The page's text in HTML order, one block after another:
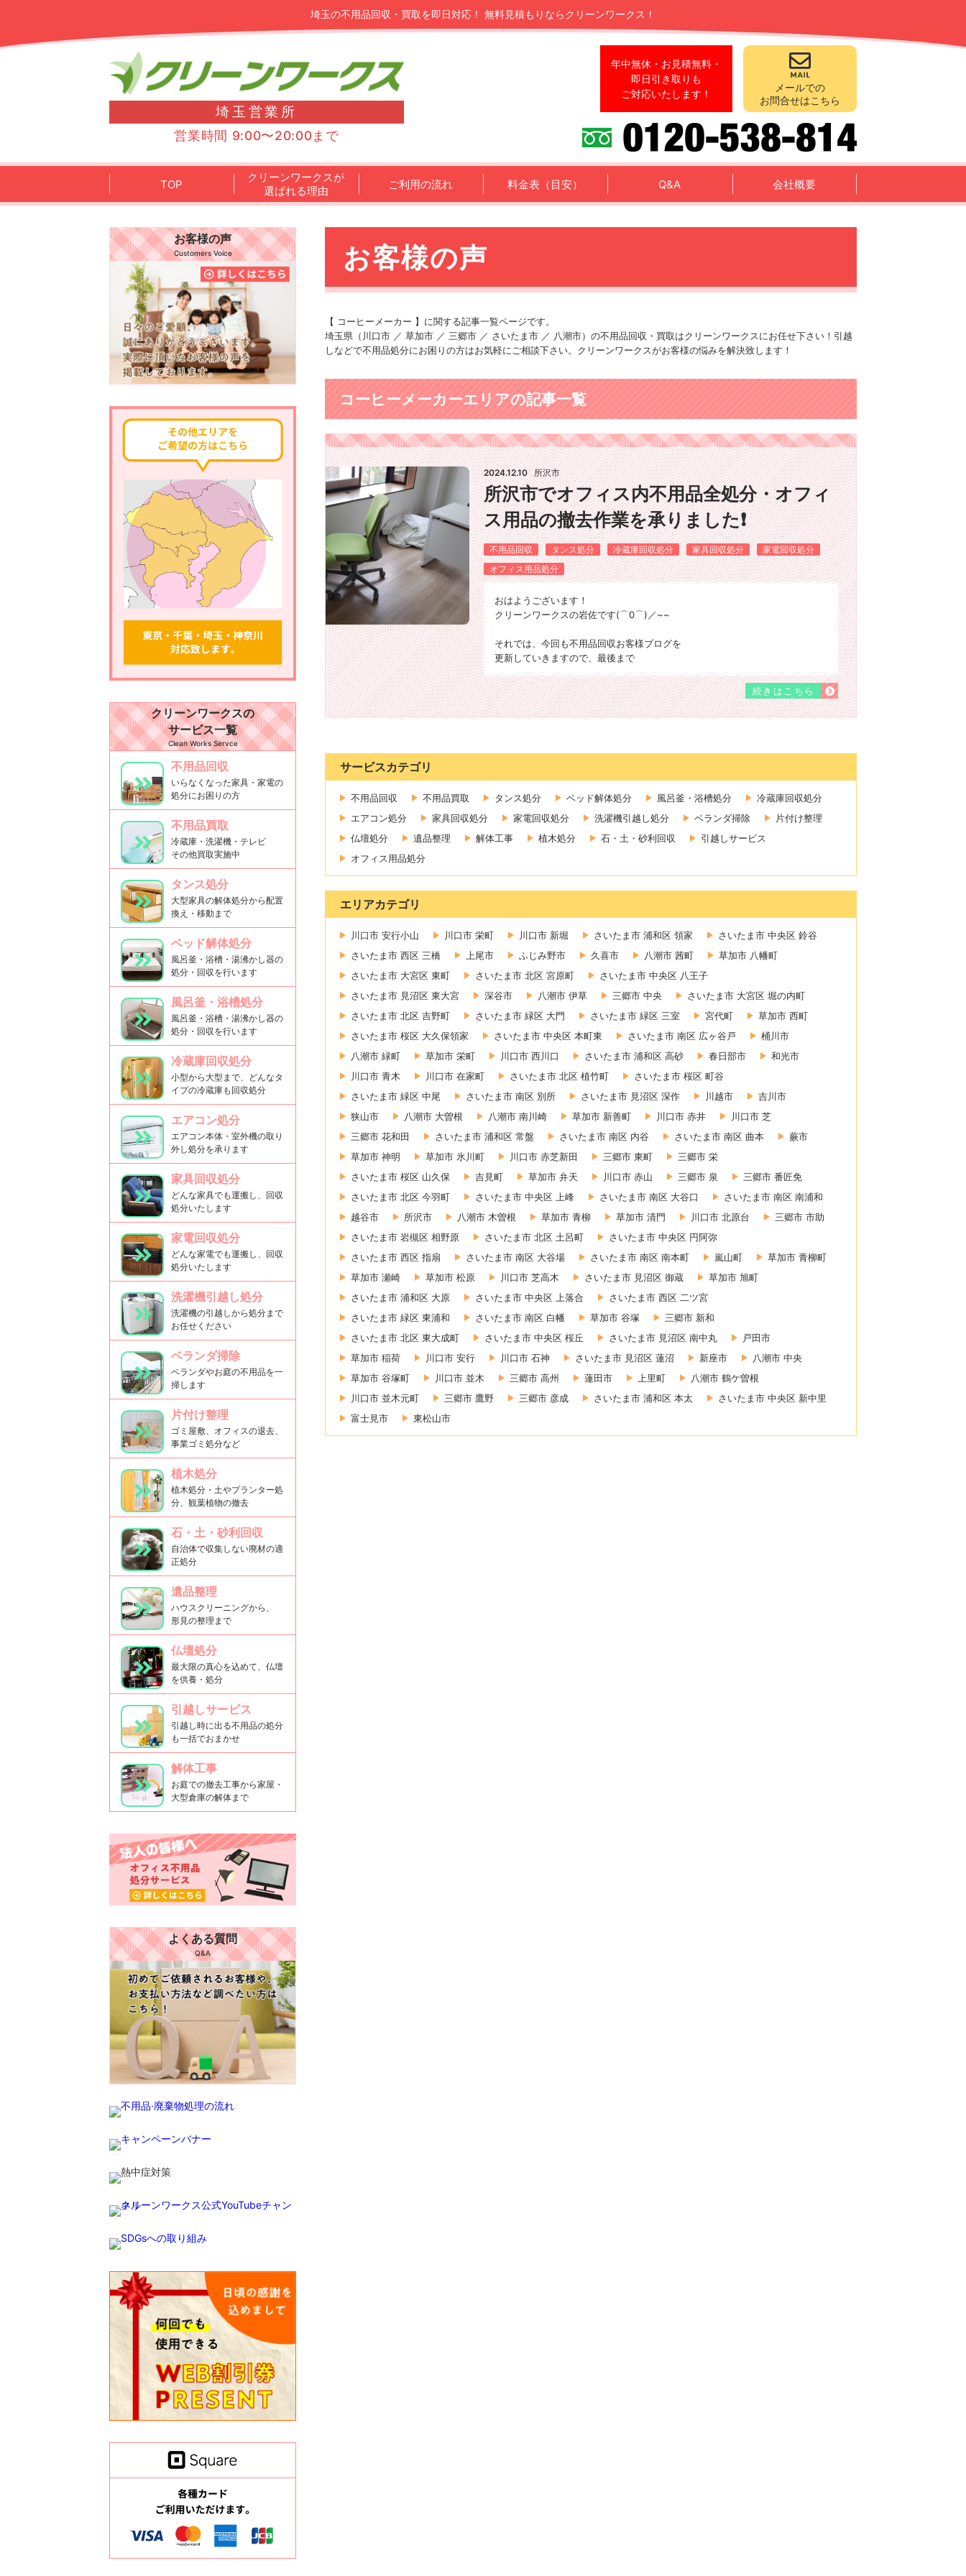
埼玉の不用品回収・買取を即日対応！ 無料見積もりならクリーンワークス！
埼玉営業所
営業時間 9:00〜20:00まで
年中無休・お見積無料・
即日引き取りも
ご対応いたします！
メールでの
お問合せはこちら
TOP
クリーンワークスが
選ばれる理由
ご利用の流れ 料金表（目安） Q&A 会社概要
お客様の声
【 コーヒーメーカー 】に関する記事一覧ページです。
埼玉県（川口市 ／ 草加市 ／ 三郷市 ／ さいたま市 ／ 八潮市）の不用品回収・買取はクリーンワークスにお任せ下さい！引越
しなどで不用品処分にお困りの方はお気軽にご相談下さい。クリーンワークスがお客様の悩みを解決致します！
コーヒーメーカーエリアの記事一覧
2024.12.10 所沢市
所沢市でオフィス内不用品全処分・オフィ
ス用品の撤去作業を承りました❗
不用品回収 タンス処分 冷蔵庫回収処分 家具回収処分
家電回収処分
オフィス用品処分
おはようございます！
クリーンワークスの岩佐です(⌒0⌒)／~~
それでは、今回も不用品回収お客様ブログを
更新していきますので、最後まで
続きはこちら
サービスカテゴリ
不用品回収 不用品買取 タンス処分 ベッド解体処分 風呂釜・浴槽処分
冷蔵庫回収処分
エアコン処分
家具回収処分 家電回収処分 洗濯機引越し処分 ベランダ掃除
片付け整理
仏壇処分
遺品整理 解体工事 植木処分 石・土・砂利回収
引越しサービス
オフィス用品処分
エリアカテゴリ
川口市 安行小山 川口市 栄町 川口市 新堀 さいたま市 浦和区 領家
さいたま市 中央区 鈴谷
さいたま市 西区 三橋
上尾市 ふじみ野市 久喜市 八潮市 茜町
草加市 八幡町
さいたま市 大宮区 東町
さいたま市 北区 宮原町
さいたま市 中央区 八王子
さいたま市 見沼区 東大宮
深谷市 八潮市 伊草 三郷市 中央
さいたま市 大宮区 堀の内町
さいたま市 北区 吉野町
さいたま市 緑区 大門 さいたま市 緑区 三室 宮代町
草加市 西町
さいたま市 桜区 大久保領家
さいたま市 中央区 本町東 さいたま市 南区 広ヶ谷戸
桶川市
八潮市 緑町
草加市 栄町 川口市 西川口 さいたま市 浦和区 高砂 春日部市
和光市
川口市 青木
川口市 在家町 さいたま市 北区 植竹町
さいたま市 桜区 町谷
さいたま市 緑区 中尾
さいたま市 南区 別所 さいたま市 見沼区 深作 川越市
吉川市
狭山市
八潮市 大曽根 八潮市 南川崎 草加市 新善町 川口市 赤井
川口市 芝
三郷市 花和田
さいたま市 浦和区 常盤 さいたま市 南区 内谷 さいたま市 南区 曲本
蕨市
草加市 神明
草加市 氷川町 川口市 赤芝新田 三郷市 東町
三郷市 栄
さいたま市 桜区 山久保
吉見町 草加市 弁天 川口市 赤山 三郷市 泉
三郷市 番匠免
さいたま市 北区 今羽町
さいたま市 中央区 上峰 さいたま市 南区 大谷口
さいたま市 南区 南浦和
越谷市
所沢市 八潮市 木曽根 草加市 青柳 草加市 清門 川口市 北原台
三郷市 市助
さいたま市 岩槻区 相野原
さいたま市 北区 土呂町
さいたま市 中央区 円阿弥
さいたま市 西区 指扇
さいたま市 南区 大谷場 さいたま市 南区 南本町 嵐山町
草加市 青柳町
草加市 瀬崎
草加市 松原 川口市 芝高木 さいたま市 見沼区 御蔵
草加市 旭町
さいたま市 浦和区 大原
さいたま市 中央区 上落合
さいたま市 西区 二ツ宮
さいたま市 緑区 東浦和
さいたま市 南区 白幡 草加市 谷塚
三郷市 新和
さいたま市 北区 東大成町
さいたま市 中央区 桜丘 さいたま市 見沼区 南中丸
戸田市
草加市 稲荷
川口市 安行 川口市 石神 さいたま市 見沼区 蓮沼 新座市
八潮市 中央
草加市 谷塚町
川口市 並木 三郷市 高州 蓮田市 上里町
八潮市 鶴ケ曽根
川口市 並木元町
三郷市 鷹野 三郷市 彦成 さいたま市 浦和区 本太
さいたま市 中央区 新中里
富士見市
東松山市
お客様の声
Customers Voice
クリーンワークスの
サービス一覧
Clean Works Servce
不用品回収
いらなくなった家具・家電の
処分にお困りの方
不用品買取
冷蔵庫・洗濯機・テレビ
その他買取実施中
タンス処分
大型家具の解体処分から配置
換え・移動まで
ベッド解体処分
風呂釜・浴槽・湯沸かし器の
処分・回収を行います
風呂釜・浴槽処分
風呂釜・浴槽・湯沸かし器の
処分・回収を行います
冷蔵庫回収処分
小型から大型まで、どんなタ
イプの冷蔵庫も回収処分
エアコン処分
エアコン本体・室外機の取り
外し処分を承ります
家具回収処分
どんな家具でも運搬し、回収
処分いたします
家電回収処分
どんな家電でも運搬し、回収
処分いたします
洗濯機引越し処分
洗濯機の引越しから処分まで
お任せください
ベランダ掃除
ベランダやお庭の不用品を一
掃します
片付け整理
ゴミ屋敷、オフィスの退去、
事業ゴミ処分など
植木処分
植木処分・土やプランター処
分、観葉植物の撤去
石・土・砂利回収
自治体で収集しない廃材の適
正処分
遺品整理
ハウスクリーニングから、
形見の整理まで
仏壇処分
最大限の真心を込めて、仏壇
を供養・処分
引越しサービス
引越し時に出る不用品の処分
も一括でおまかせ
解体工事
お庭での撤去工事から家屋・
大型倉庫の解体まで
よくある質問
Q&A